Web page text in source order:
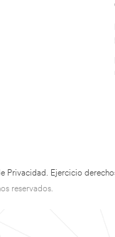
Privacidad. Ejercicio
reservados.